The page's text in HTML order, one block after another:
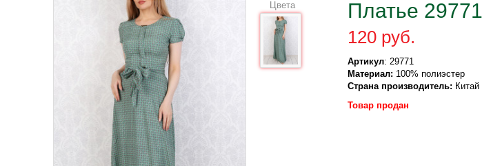
Платье 29771
120 руб.
Артикул: 29771
Материал: 100% полиэстер
Страна производитель: Китай
Цвета
Товар продан